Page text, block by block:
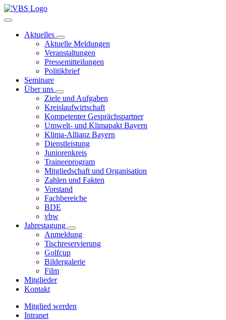
Aktuelles
Aktuelle Meldungen
Veranstaltungen
Pressemitteilungen
Politikbrief
Seminare
Über uns
Ziele und Aufgaben
Kreislaufwirtschaft
Kompetenter Gesprächspartner
Umwelt- und Klimapakt Bayern
Klima-Allianz Bayern
Dienstleistung
Juniorenkreis
Traineeprogram
Mitgliedschaft und Organisation
Zahlen und Fakten
Vorstand
Fachbereiche
BDE
vbw
Jahrestagung
Anmeldung
Tischreservierung
Golfcup
Bildergalerie
Film
Mitglieder
Kontakt
Mitglied werden
Intranet